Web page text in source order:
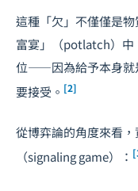
這種「欠」不僅僅是
富宴」（potlatch）中
位——因為給予本身就
要接受。 [2]
從博弈論的角度來看
（signaling game）：